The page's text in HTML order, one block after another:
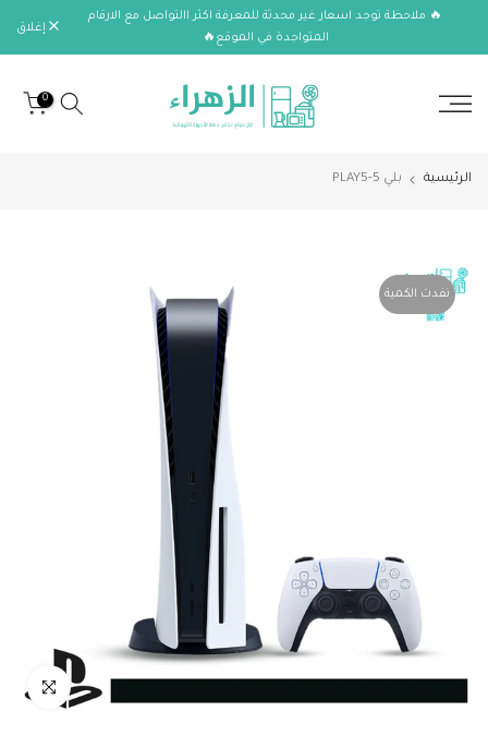
الانتقال🔥 ملاحظة توجد اسعار غير محدثة للمعرفة اكثر االتواصل مع الارقام
المتواجدة في الموقع🔥
إغلاق
0
الرئيسية بلي 5-PLAY5
نفدت الكمية
انقر للتكبير